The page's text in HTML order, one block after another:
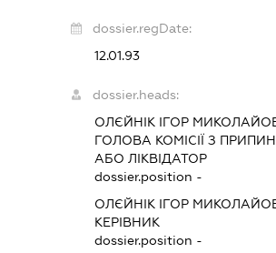
dossier.regDate:
12.01.93
dossier.heads:
ОЛЄЙНІК ІГОР
ГОЛОВА КОМІСІЇ З
АБО ЛІКВІДАТОР
dossier.position -
ОЛЄЙНІК ІГОР
КЕРІВНИК
dossier.position -